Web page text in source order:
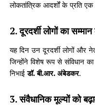
लोकतांत्रिक आदर्शों के प्रति एक
2. दूरदर्शी लोगों का
यह दिन उन दूरदर्शी लोगों और
जिन्होंने विशेष रूप से संविधान
निभाईडॉ. बी.आर. अंबेडकर.
3. संवैधानिक मूल्यों को